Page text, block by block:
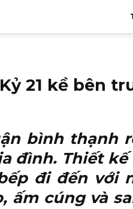
21 kề bên
bình thạnh
đình. Thiết
đi đến với
ấm cúng và